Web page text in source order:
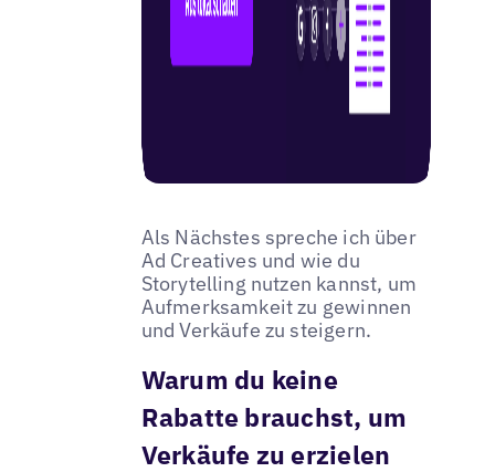
Als Nächstes spreche ich über
Ad Creatives und wie du
Storytelling nutzen kannst, um
Aufmerksamkeit zu gewinnen
und Verkäufe zu steigern.
Warum du keine
Rabatte brauchst, um
Verkäufe zu erzielen